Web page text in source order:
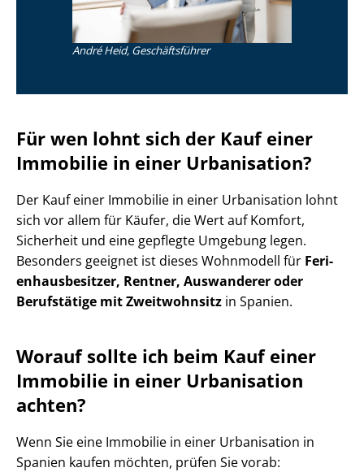
André Heid, Geschäftsführer
Für wen lohnt sich der Kauf einer
Immobilie in einer Urbanisation?
Der Kauf einer Immobilie in einer Urbanisation lohnt
sich vor allem für Käufer, die Wert auf Komfort,
Sicherheit und eine gepflegte Umgebung legen.
Besonders geeignet ist dieses Wohnmodell für Fe­ri­
en­haus­be­sit­zer, Rentner, Auswanderer oder
Berufstätige mit Zweitwohnsitz in Spanien.
Worauf sollte ich beim Kauf einer
Immobilie in einer Urbanisation
achten?
Wenn Sie eine Immobilie in einer Urbanisation in
Spanien kaufen möchten, prüfen Sie vorab: